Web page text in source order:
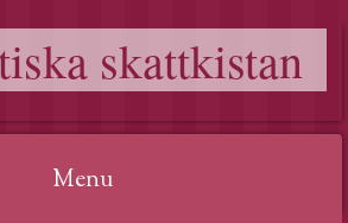
skattkistan
Menu